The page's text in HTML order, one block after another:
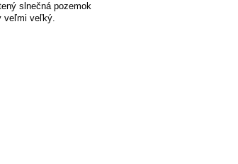
slnečná pozemok
veľmi veľký.